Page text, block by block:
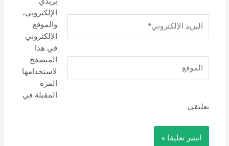
الإلكتروني*
الإلكتروني،
والموقع
الإلكتروني
في هذا
المتصفح
لاستخدامها
المرة
المقبلة في
تعليقي.